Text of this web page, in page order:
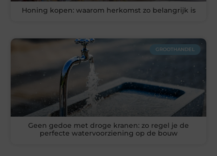
Honing kopen: waarom herkomst zo belangrijk is
GROOTHANDEL
Geen gedoe met droge kranen: zo regel je de
perfecte watervoorziening op de bouw